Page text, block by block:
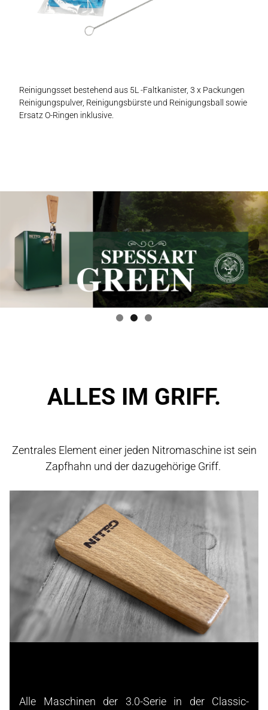
Reinigungsset bestehend aus 5L -Faltkanister, 3 x Packungen
Reinigungspulver, Reinigungsbürste und Reinigungsball sowie
Ersatz O-Ringen inklusive.
ALLES IM GRIFF.
Zentrales Element einer jeden Nitromaschine ist sein
Zapfhahn und der dazugehörige Griff.
Alle Maschinen der 3.0-Serie in der Classic-